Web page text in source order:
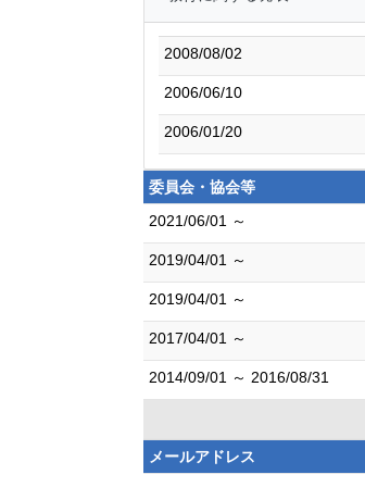
2008/08/02
2006/06/10
2006/01/20
委員会・協会等
2021/06/01 ～
2019/04/01 ～
2019/04/01 ～
2017/04/01 ～
2014/09/01 ～ 2016/08/31
メールアドレス